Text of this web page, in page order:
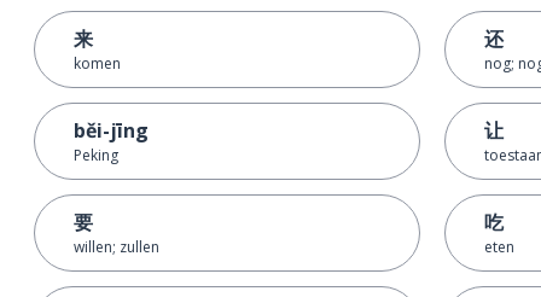
来
komen
běi-jīng
Peking
要
willen; zullen
还
nog;
让
吃
eten